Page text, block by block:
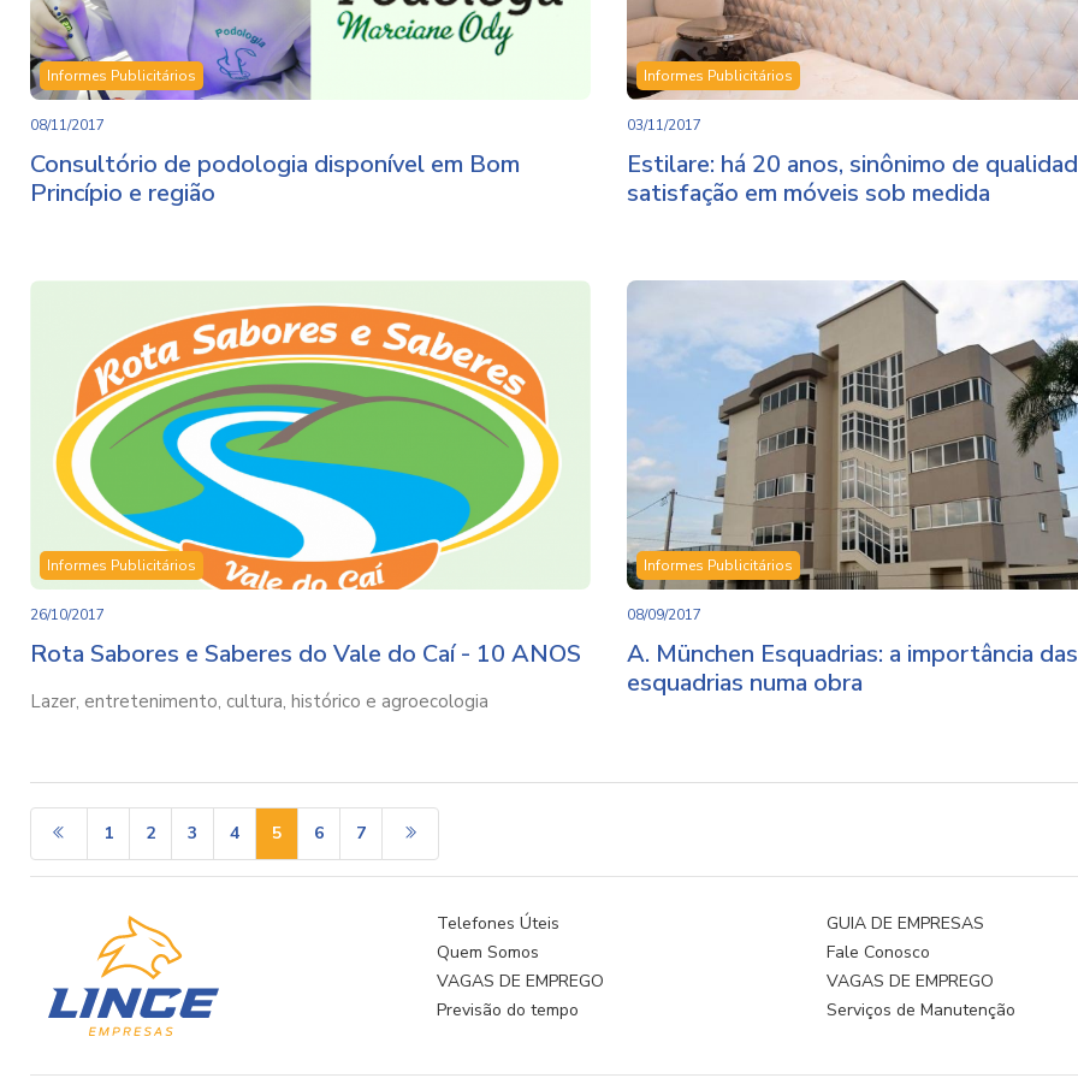
Informes Publicitários
08/11/2017
Consultório de podologia disponível em Bom
Princípio e região
Informes Publicitários
03/11/2017
Estilare: há 20 anos, sinônimo de
satisfação em móveis sob medida
Informes Publicitários
26/10/2017
Rota Sabores e Saberes do Vale do Caí - 10 ANOS
Lazer, entretenimento, cultura, histórico e agroecologia
Informes Publicitários
08/09/2017
A. München Esquadrias: a importância das
esquadrias numa obra
1 2 3 4 5 6 7
Telefones Úteis
Quem Somos
VAGAS DE EMPREGO
Previsão do tempo
GUIA DE EMPRESAS
Fale Conosco
VAGAS DE EMPREGO
Serviços de Manutenção